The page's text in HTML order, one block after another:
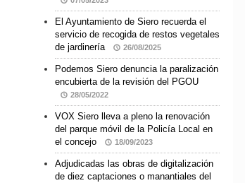
El Ayuntamiento de Siero recuerda el
servicio de recogida de restos vegetales
de jardinería
26/08/2025
Podemos Siero denuncia la paralización
encubierta de la revisión del PGOU
28/05/2022
VOX Siero lleva a pleno la renovación
del parque móvil de la Policía Local en
el concejo
18/09/2023
Adjudicadas las obras de digitalización
de diez captaciones o manantiales del